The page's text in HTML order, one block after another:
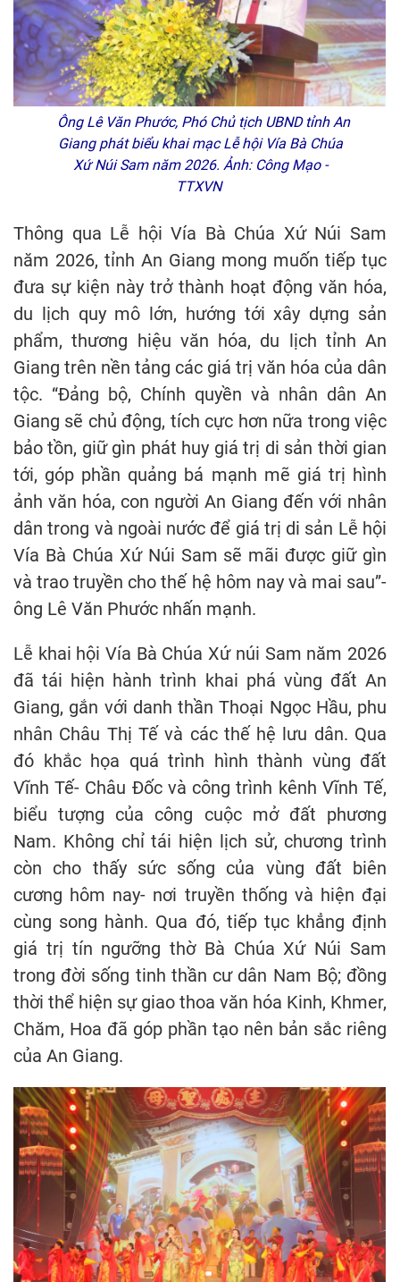
Ông Lê Văn Phước, Phó Chủ tịch UBND tỉnh An
Giang phát biểu khai mạc Lễ hội Vía Bà Chúa
Xứ Núi Sam năm 2026. Ảnh: Công Mạo -
TTXVN
Thông qua Lễ hội Vía Bà Chúa Xứ Núi Sam
năm 2026, tỉnh An Giang mong muốn tiếp tục
đưa sự kiện này trở thành hoạt động văn hóa,
du lịch quy mô lớn, hướng tới xây dựng sản
phẩm, thương hiệu văn hóa, du lịch tỉnh An
Giang trên nền tảng các giá trị văn hóa của dân
tộc. “Đảng bộ, Chính quyền và nhân dân An
Giang sẽ chủ động, tích cực hơn nữa trong việc
bảo tồn, giữ gìn phát huy giá trị di sản thời gian
tới, góp phần quảng bá mạnh mẽ giá trị hình
ảnh văn hóa, con người An Giang đến với nhân
dân trong và ngoài nước để giá trị di sản Lễ hội
Vía Bà Chúa Xứ Núi Sam sẽ mãi được giữ gìn
và trao truyền cho thế hệ hôm nay và mai sau”-
ông Lê Văn Phước nhấn mạnh.
Lễ khai hội Vía Bà Chúa Xứ núi Sam năm 2026
đã tái hiện hành trình khai phá vùng đất An
Giang, gắn với danh thần Thoại Ngọc Hầu, phu
nhân Châu Thị Tế và các thế hệ lưu dân. Qua
đó khắc họa quá trình hình thành vùng đất
Vĩnh Tế- Châu Đốc và công trình kênh Vĩnh Tế,
biểu tượng của công cuộc mở đất phương
Nam. Không chỉ tái hiện lịch sử, chương trình
còn cho thấy sức sống của vùng đất biên
cương hôm nay- nơi truyền thống và hiện đại
cùng song hành. Qua đó, tiếp tục khẳng định
giá trị tín ngưỡng thờ Bà Chúa Xứ Núi Sam
trong đời sống tinh thần cư dân Nam Bộ; đồng
thời thể hiện sự giao thoa văn hóa Kinh, Khmer,
Chăm, Hoa đã góp phần tạo nên bản sắc riêng
của An Giang.